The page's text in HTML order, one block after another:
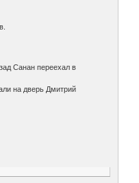
Санан переехал в
на дверь Дмитрий